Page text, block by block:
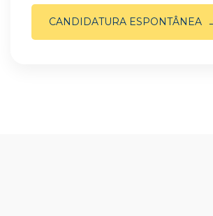
CANDIDATURA ESPONTÂNEA